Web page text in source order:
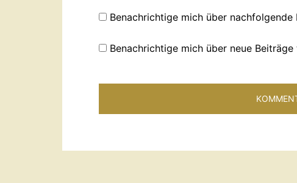
Benachrichtige mich über nachfolgende
Benachrichtige mich über neue Beiträge